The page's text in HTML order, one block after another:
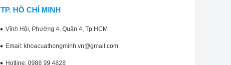
TP. HỒ CHÍ MINH
Vĩnh Hội, Phường 4, Quận 4, Tp HCM
Email: khoacuathongminh.vn@gmail.com
Hotline: 0988 99 4828